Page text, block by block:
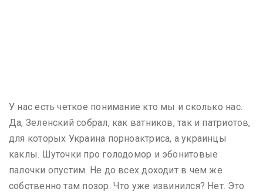
У нас есть четкое понимание кто мы и сколько нас.
Да, Зеленский собрал, как ватников, так и патриотов,
для которых Украина порноактриса, а украинцы
каклы. Шуточки про голодомор и эбонитовые
палочки опустим. Не до всех доходит в чем же
собственно там позор. Что уже извинился? Нет. Это